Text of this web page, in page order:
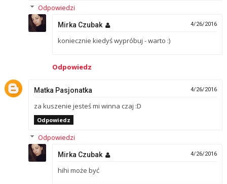
Odpowiedzi
Mirka Czubak 4/26/2016
koniecznie kiedyś wypróbuj - warto :)
Odpowiedz
Matka Pasjonatka 4/26/2016
za kuszenie jesteś mi winna czaj :D
Odpowiedz
Odpowiedzi
Mirka Czubak 4/26/2016
hihi może być